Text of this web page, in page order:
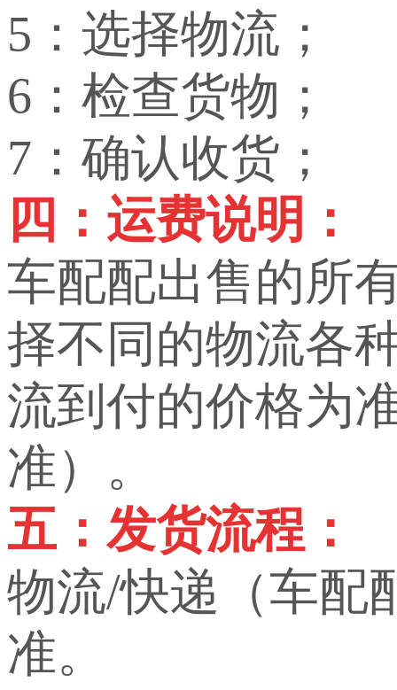
5：选择物流；
6：检查货物；
7：确认收货；
四：运费说明：
车配配出售的所
择不同的物流各
流到付的价格为
准）。
五：发货流程：
物流/快递（车配
准。